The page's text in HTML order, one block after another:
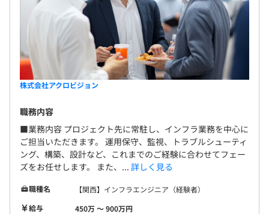
株式会社アクロビジョン
職務内容
■業務内容 プロジェクト先に常駐し、インフラ業務を中心に
ご担当いただきます。 運用保守、監視、トラブルシューティ
ング、構築、設計など、これまでのご経験に合わせてフェー
ズをお任せします。 また、... 詳しく見る
職種名
【関西】インフラエンジニア（経験者）
給与
450万 〜 900万円